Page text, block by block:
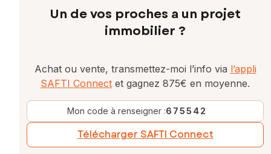
Un de vos proches a un projet
immobilier ?
Achat ou vente, transmettez-moi l’info via l’appli
SAFTI Connect et gagnez 875€ en moyenne.
Mon code à renseigner :675542
Télécharger SAFTI Connect